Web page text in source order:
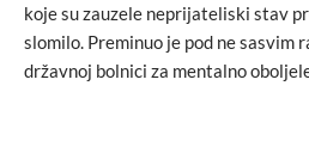
koje su zauzele neprijateliski stav
slomilo. Preminuo je pod ne sasvim
državnoj bolnici za mentalno